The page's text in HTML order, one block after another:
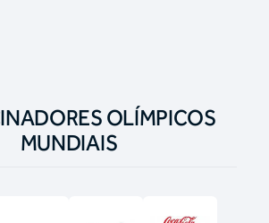
OLÍMPICOS
MUNDIAIS